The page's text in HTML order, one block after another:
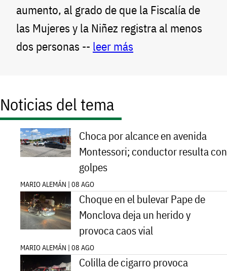
aumento, al grado de que la Fiscalía de
las Mujeres y la Niñez registra al menos
dos personas -- leer más
Noticias del tema
Choca por alcance en avenida
Montessori; conductor resulta con
golpes
MARIO ALEMÁN | 08 AGO
Choque en el bulevar Pape de
Monclova deja un herido y
provoca caos vial
MARIO ALEMÁN | 08 AGO
Colilla de cigarro provoca